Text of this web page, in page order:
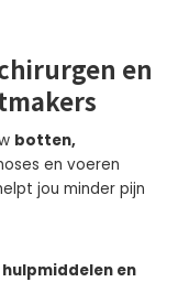
en
botten,
en voeren
jou minder pijn
hulpmiddelen en